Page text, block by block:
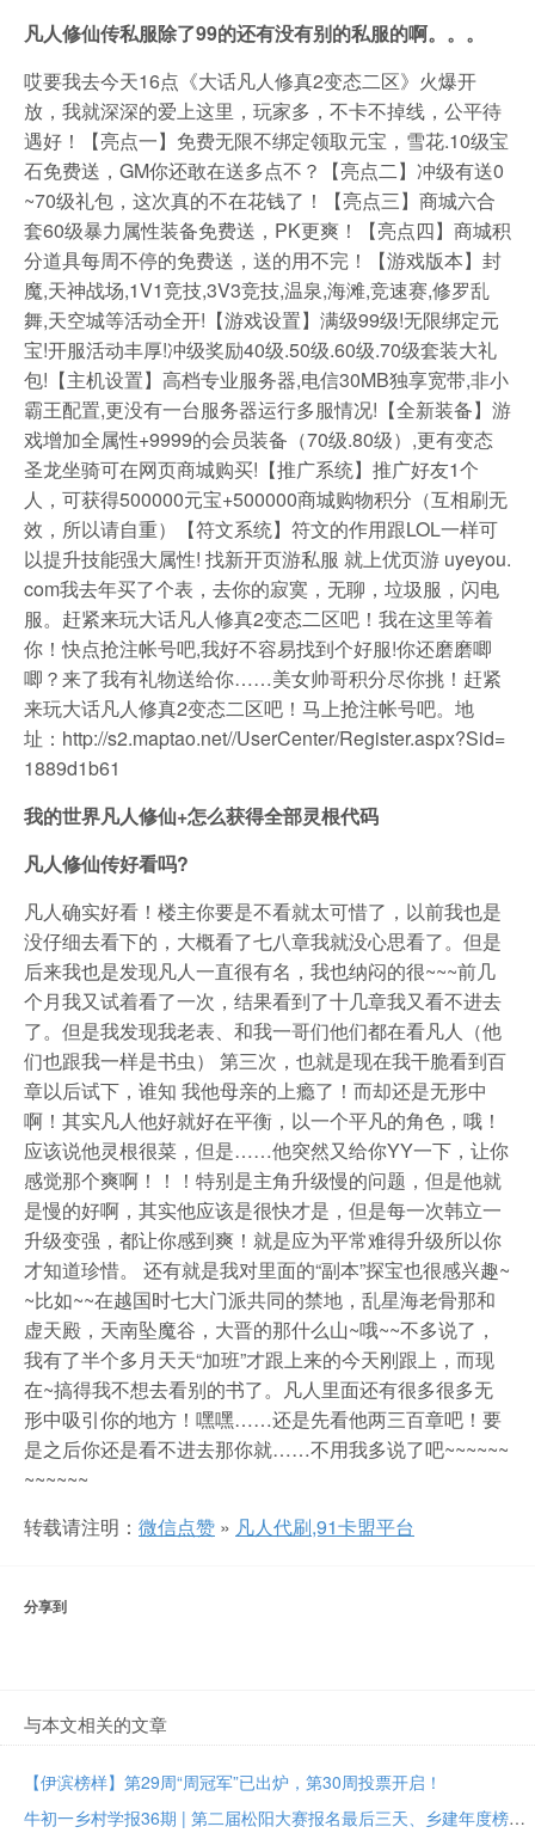
凡人修仙传私服除了99的还有没有别的私服的啊。。。
哎要我去今天16点《大话凡人修真2变态二区》火爆开
放，我就深深的爱上这里，玩家多，不卡不掉线，公平待
遇好！【亮点一】免费无限不绑定领取元宝，雪花.10级宝
石免费送，GM你还敢在送多点不？【亮点二】冲级有送0
~70级礼包，这次真的不在花钱了！【亮点三】商城六合
套60级暴力属性装备免费送，PK更爽！【亮点四】商城积
分道具每周不停的免费送，送的用不完！【游戏版本】封
魔,天神战场,1V1竞技,3V3竞技,温泉,海滩,竞速赛,修罗乱
舞,天空城等活动全开!【游戏设置】满级99级!无限绑定元
宝!开服活动丰厚!冲级奖励40级.50级.60级.70级套装大礼
包!【主机设置】高档专业服务器,电信30MB独享宽带,非小
霸王配置,更没有一台服务器运行多服情况!【全新装备】游
戏增加全属性+9999的会员装备（70级.80级）,更有变态
圣龙坐骑可在网页商城购买!【推广系统】推广好友1个
人，可获得500000元宝+500000商城购物积分（互相刷无
效，所以请自重）【符文系统】符文的作用跟LOL一样可
以提升技能强大属性! 找新开页游私服 就上优页游 uyeyou.
com我去年买了个表，去你的寂寞，无聊，垃圾服，闪电
服。赶紧来玩大话凡人修真2变态二区吧！我在这里等着
你！快点抢注帐号吧,我好不容易找到个好服!你还磨磨唧
唧？来了我有礼物送给你……美女帅哥积分尽你挑！赶紧
来玩大话凡人修真2变态二区吧！马上抢注帐号吧。地
址：http://s2.maptao.net//UserCenter/Register.aspx?Sid=
1889d1b61
我的世界凡人修仙+怎么获得全部灵根代码
凡人修仙传好看吗?
凡人确实好看！楼主你要是不看就太可惜了，以前我也是
没仔细去看下的，大概看了七八章我就没心思看了。但是
后来我也是发现凡人一直很有名，我也纳闷的很~~~前几
个月我又试着看了一次，结果看到了十几章我又看不进去
了。但是我发现我老表、和我一哥们他们都在看凡人（他
们也跟我一样是书虫） 第三次，也就是现在我干脆看到百
章以后试下，谁知 我他母亲的上瘾了！而却还是无形中
啊！其实凡人他好就好在平衡，以一个平凡的角色，哦！
应该说他灵根很菜，但是……他突然又给你YY一下，让你
感觉那个爽啊！！！特别是主角升级慢的问题，但是他就
是慢的好啊，其实他应该是很快才是，但是每一次韩立一
升级变强，都让你感到爽！就是应为平常难得升级所以你
才知道珍惜。 还有就是我对里面的“副本”探宝也很感兴趣~
~比如~~在越国时七大门派共同的禁地，乱星海老骨那和
虚天殿，天南坠魔谷，大晋的那什么山~哦~~不多说了，
我有了半个多月天天“加班”才跟上来的今天刚跟上，而现
在~搞得我不想去看别的书了。凡人里面还有很多很多无
形中吸引你的地方！嘿嘿……还是先看他两三百章吧！要
是之后你还是看不进去那你就……不用我多说了吧~~~~~~
~~~~~~
转载请注明： 微信点赞 » 凡人代刷,91卡盟平台
分享到
与本文相关的文章
【伊滨榜样】第29周“周冠军”已出炉，第30周投票开启！
牛初一乡村学报36期 | 第二届松阳大赛报名最后三天、乡建年度榜样大众投票进行中